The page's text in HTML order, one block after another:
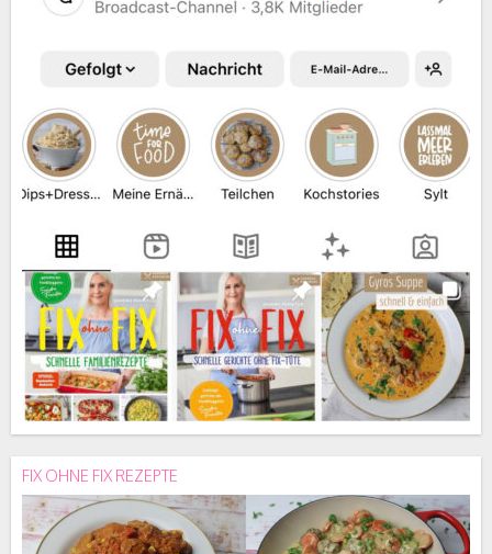
FIX OHNE FIX REZEPTE